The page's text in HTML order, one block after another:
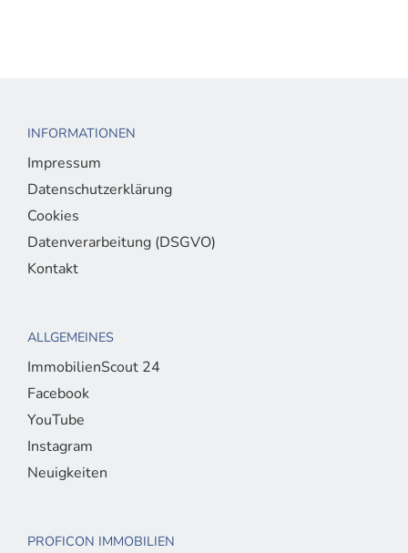
INFORMATIONEN
Impressum
Datenschutzerklärung
Cookies
Datenverarbeitung (DSGVO)
Kontakt
ALLGEMEINES
ImmobilienScout 24
Facebook
YouTube
Instagram
Neuigkeiten
PROFICON IMMOBILIEN